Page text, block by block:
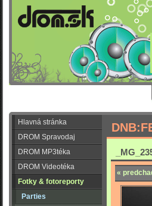
Hlavná stránka
DROM Spravodaj
DROM MP3téka
DROM Videotéka
Fotky & fotoreporty
Parties
«